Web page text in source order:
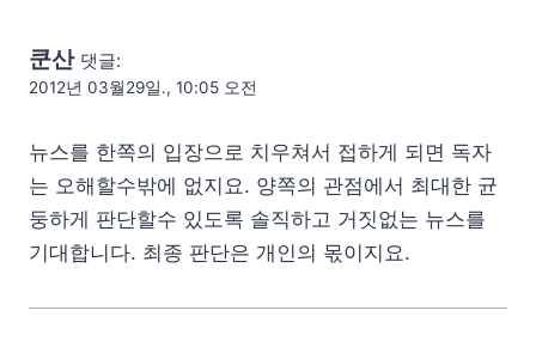
쿤산 댓글:
2012년 03월29일., 10:05 오전
뉴스를 한쪽의 입장으로 치우쳐서 접하게 되면 독자
는 오해할수밖에 없지요. 양쪽의 관점에서 최대한 균
둥하게 판단할수 있도록 솔직하고 거짓없는 뉴스를
기대합니다. 최종 판단은 개인의 몫이지요.